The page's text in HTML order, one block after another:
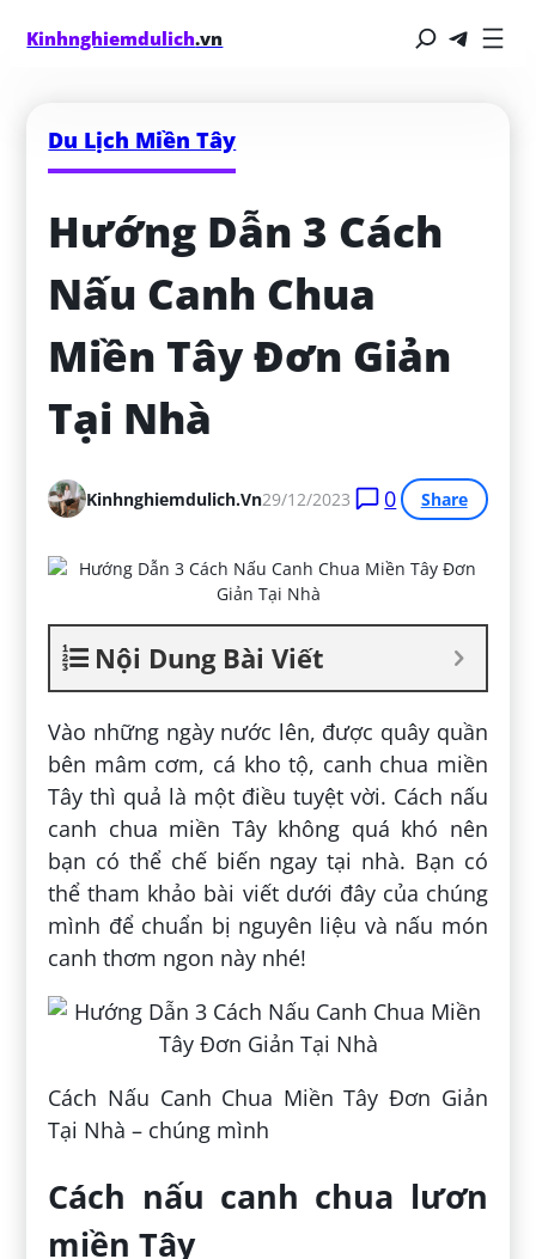
Kinhnghiemdulich.vn
Du Lịch Miền Tây
Hướng Dẫn 3 Cách
Nấu Canh Chua
Miền Tây Đơn Giản
Tại Nhà
Kinhnghiemdulich.vn29/12/2023 0 Share
Nội Dung Bài Viết
Vào những ngày nước lên, được quây quần
bên mâm cơm, cá kho tộ, canh chua miền
Tây thì quả là một điều tuyệt vời. Cách nấu
canh chua miền Tây không quá khó nên
bạn có thể chế biến ngay tại nhà. Bạn có
thể tham khảo bài viết dưới đây của chúng
mình để chuẩn bị nguyên liệu và nấu món
canh thơm ngon này nhé!
Cách Nấu Canh Chua Miền Tây Đơn Giản
Tại Nhà – chúng mình
Cách nấu canh chua lươn
miền Tây